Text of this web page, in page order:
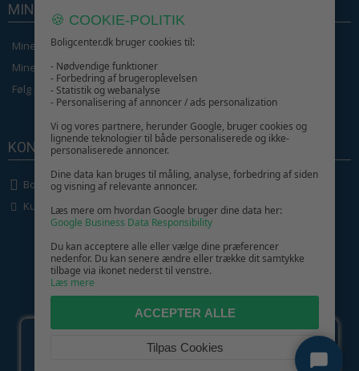
MIN KONTO
Mine ordrer
Mine Oplysninger
Følg min ordre
KONTAKT OS
Boligcenter.dk
Kundeservice
GIV GLÆDE MED ET GAVEKORT!
🍪 COOKIE-POLITIK
Boligcenter.dk bruger cookies til:
- Nødvendige funktioner
- Forbedring af brugeroplevelsen
- Statistik og webanalyse
- Personalisering af annoncer / ads personalization
Vi og vores partnere, herunder Google, bruger cookies og
lignende teknologier til både personaliserede og ikke-
personaliserede annoncer.
Dine data kan bruges til måling, analyse, forbedring af siden
og visning af relevante annoncer.
Læs mere om hvordan Google bruger dine data her:
Google Business Data Responsibility
Du kan acceptere alle eller vælge dine præferencer
nedenfor. Du kan senere ændre eller trække dit samtykke
tilbage via ikonet nederst til venstre.
Læs mere
ACCEPTER ALLE
Tilpas Cookies